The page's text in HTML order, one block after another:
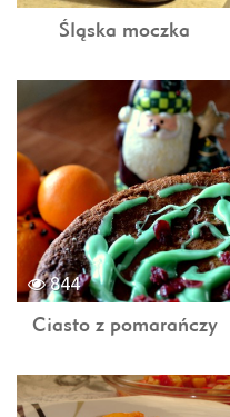
Śląska moczka
844
Ciasto z pomarańczy